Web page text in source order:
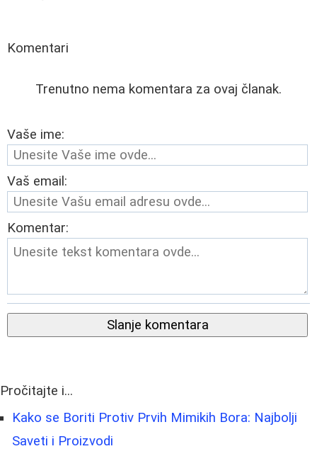
Komentari
Trenutno nema komentara za ovaj članak.
Vaše ime:
Vaš email:
Komentar:
Slanje komentara
Pročitajte i...
Kako se Boriti Protiv Prvih Mimikih Bora: Najbolji
Saveti i Proizvodi